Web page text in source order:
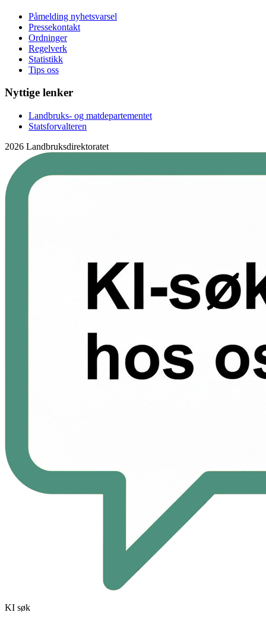
Påmelding nyhetsvarsel
Pressekontakt
Ordninger
Regelverk
Statistikk
Tips oss
Nyttige lenker
Landbruks- og matdepartementet
Statsforvalteren
2026 Landbruksdirektoratet
KI søk